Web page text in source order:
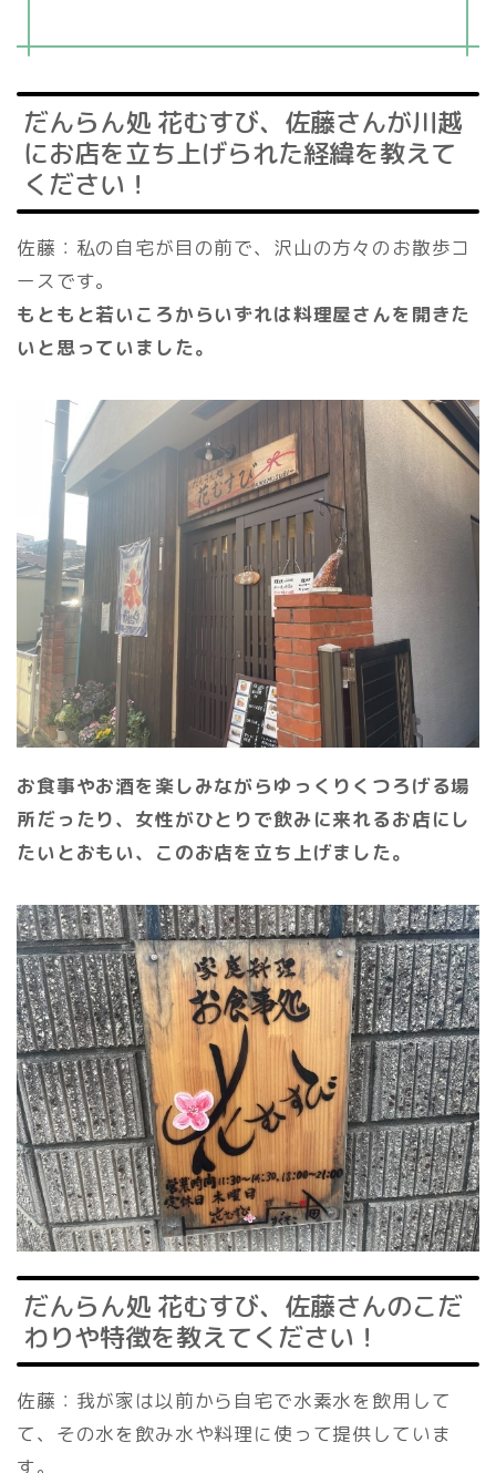
だんらん処 花むすび、佐藤さんが川越
にお店を立ち上げられた経緯を教えて
ください！
佐藤：私の自宅が目の前で、沢山の方々のお散歩コ
ースです。
もともと若いころからいずれは料理屋さんを開きた
いと思っていました。
お食事やお酒を楽しみながらゆっくりくつろげる場
所だったり、女性がひとりで飲みに来れるお店にし
たいとおもい、このお店を立ち上げました。
だんらん処 花むすび、佐藤さんのこだ
わりや特徴を教えてください！
佐藤：我が家は以前から自宅で水素水を飲用して
て、その水を飲み水や料理に使って提供していま
す。